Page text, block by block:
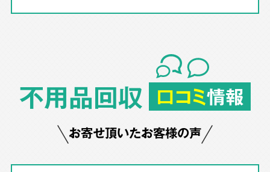
不用品回収 口コミ情報
お寄せ頂いたお客様の声